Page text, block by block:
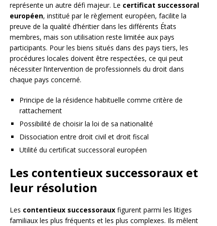
représente un autre défi majeur. Le certificat successoral
européen, institué par le règlement européen, facilite la
preuve de la qualité d’héritier dans les différents États
membres, mais son utilisation reste limitée aux pays
participants. Pour les biens situés dans des pays tiers, les
procédures locales doivent être respectées, ce qui peut
nécessiter l’intervention de professionnels du droit dans
chaque pays concerné.
Principe de la résidence habituelle comme critère de
rattachement
Possibilité de choisir la loi de sa nationalité
Dissociation entre droit civil et droit fiscal
Utilité du certificat successoral européen
Les contentieux successoraux et
leur résolution
Les contentieux successoraux figurent parmi les litiges
familiaux les plus fréquents et les plus complexes. Ils mêlent